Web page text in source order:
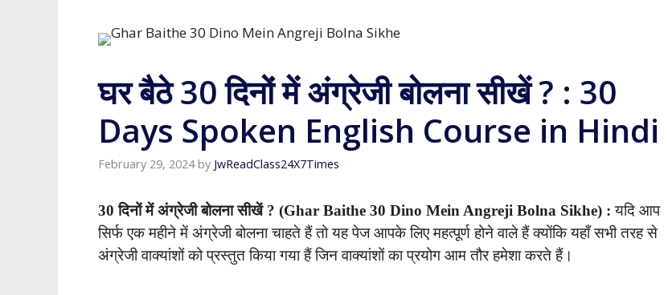
घर बैठे 30 दिनों में अंग्रेजी बोलना सीखें ? : 30
Days Spoken English Course in Hindi
February 29, 2024 by JwReadClass24X7Times
30 दिनों में अंग्रेजी बोलना सीखें ? (Ghar Baithe 30 Dino Mein Angreji Bolna Sikhe) :यदि आप
सिर्फ एक महीने में अंग्रेजी बोलना चाहते हैं तो यह पेज आपके लिए महत्पूर्ण होने वाले हैं क्योंकि यहाँ सभी तरह से
अंग्रेजी वाक्यांशों को प्रस्तुत किया गया हैं जिन वाक्यांशों का प्रयोग आम तौर हमेशा करते हैं।